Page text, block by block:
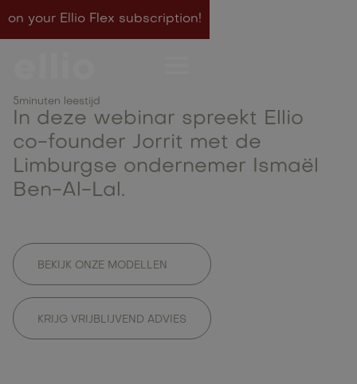
on your Ellio Flex subscription!
ondernemer Ismaël
Ben-Al-Lal, CEO
Utopie.
5minuten leestijd
In deze webinar spreekt Ellio
co-founder Jorrit met de
Limburgse ondernemer Ismaël
Ben-Al-Lal.
BEKIJK ONZE MODELLEN
KRIJG VRIJBLIJVEND ADVIES